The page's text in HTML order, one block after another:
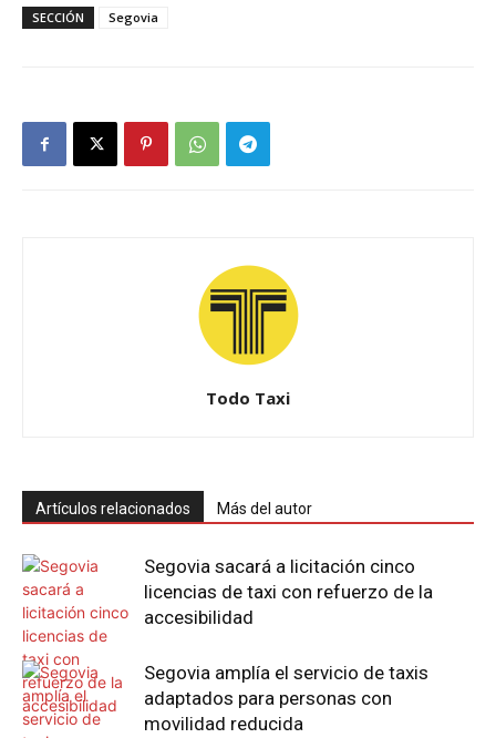
SECCIÓN Segovia
Todo Taxi
Artículos relacionados Más del autor
Segovia sacará a licitación cinco
licencias de taxi con refuerzo de la
accesibilidad
Segovia amplía el servicio de taxis
adaptados para personas con
movilidad reducida